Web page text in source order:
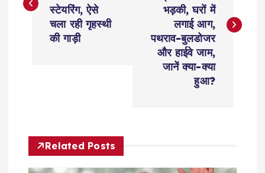
s
v
स्टेयरिंग, ऐसे
चला रही गृहस्थी
की गाड़ी
भड़की, घरों में
लगाई आग,
पथराव-बुलडोजर
और हाईवे जाम,
जानें क्या-क्या
हुआ?
Related Posts